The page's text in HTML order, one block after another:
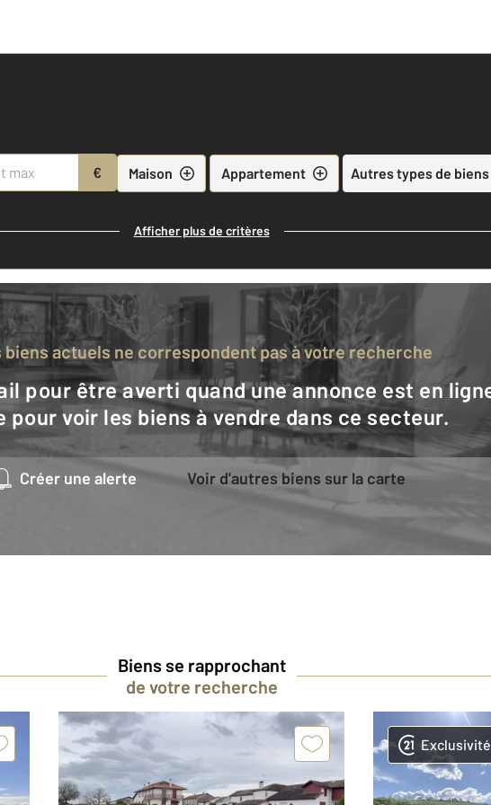
€ Maison Appartement Autres types de biens
Afficher plus de critères
biens actuels ne correspondent pas à votre recherche
pour voir les biens à vendre dans ce secteur.
Créer une alerte Voir d'autres biens sur la carte
Biens se rapprochant
de votre recherche
Exclusivité